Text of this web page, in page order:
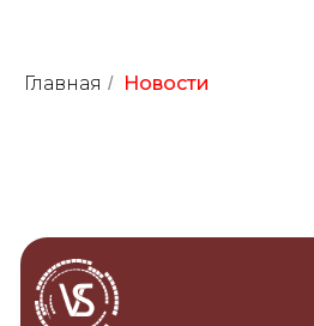
Главная / Новости
РЕГИСТРАЦИОННЫЙ
НОМЕР СЧЕТЧИКА ВОДЫ: